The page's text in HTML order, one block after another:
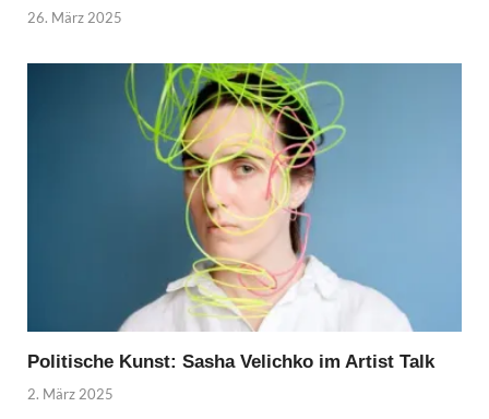
26. März 2025
Politische Kunst: Sasha Velichko im Artist Talk
2. März 2025